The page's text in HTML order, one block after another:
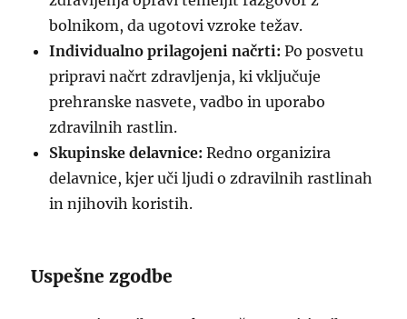
bolnikom, da ugotovi vzroke težav.
Individualno prilagojeni načrti: Po posvetu
pripravi načrt zdravljenja, ki vključuje
prehranske nasvete, vadbo in uporabo
zdravilnih rastlin.
Skupinske delavnice: Redno organizira
delavnice, kjer uči ljudi o zdravilnih rastlinah
in njihovih koristih.
Uspešne zgodbe